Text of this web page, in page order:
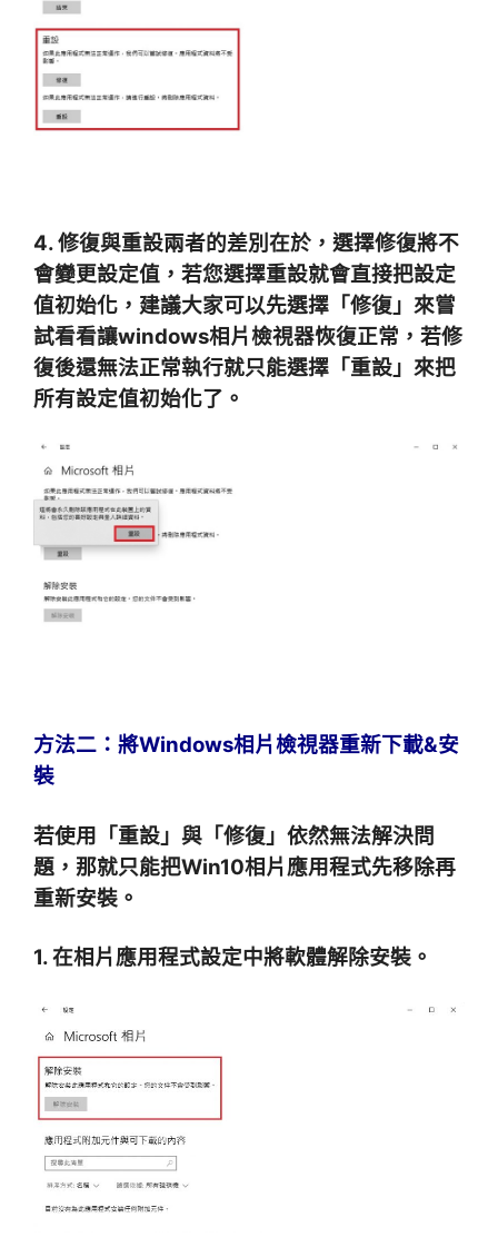
4. 修復與重設兩者的差別在於，選擇修復將不
會變更設定值，若您選擇重設就會直接把設定
值初始化，建議大家可以先選擇「修復」來嘗
試看看讓windows相片檢視器恢復正常，若修
復後還無法正常執行就只能選擇「重設」來把
所有設定值初始化了。
方法二 ：將Windows相片檢視器重新下載&安
裝
若使用「重設」與「修復」依然無法解決問
題，那就只能把Win10相片應用程式先移除再
重新安裝。
1. 在相片應用程式設定中將軟體解除安裝。